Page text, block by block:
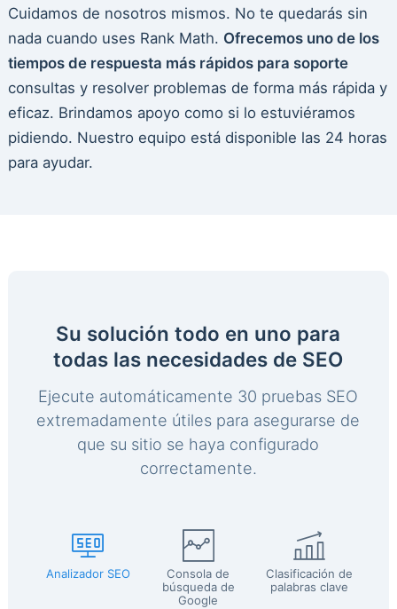
Cuidamos de nosotros mismos. No te quedarás sin
nada cuando uses Rank Math. Ofrecemos uno de los
tiempos de respuesta más rápidos para soporte
consultas y resolver problemas de forma más rápida y
eficaz. Brindamos apoyo como si lo estuviéramos
pidiendo. Nuestro equipo está disponible las 24 horas
para ayudar.
Su solución todo en uno para
todas las necesidades de SEO
Ejecute automáticamente 30 pruebas SEO
extremadamente útiles para asegurarse de
que su sitio se haya configurado
correctamente.
Analizador SEO
Consola de
búsqueda de
Google
Clasificación de
palabras clave